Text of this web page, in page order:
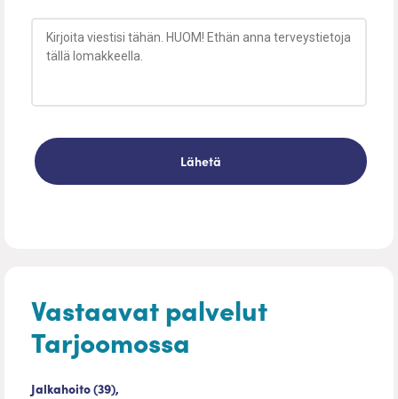
Vastaavat palvelut
Tarjoomossa
Jalkahoito (39),